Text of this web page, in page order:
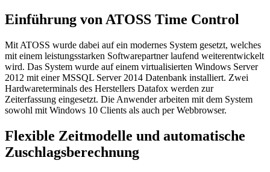
Einführung von ATOSS Time Control
Mit ATOSS wurde dabei auf ein modernes System gesetzt, welches
mit einem leistungsstarken Softwarepartner laufend weiterentwickelt
wird. Das System wurde auf einem virtualisierten Windows Server
2012 mit einer MSSQL Server 2014 Datenbank installiert. Zwei
Hardwareterminals des Herstellers Datafox werden zur
Zeiterfassung eingesetzt. Die Anwender arbeiten mit dem System
sowohl mit Windows 10 Clients als auch per Webbrowser.
Flexible Zeitmodelle und automatische
Zuschlagsberechnung